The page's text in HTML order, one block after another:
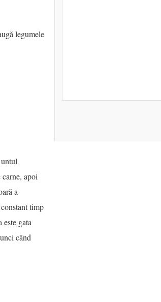
legumele
apoi
a
timp
gata
când